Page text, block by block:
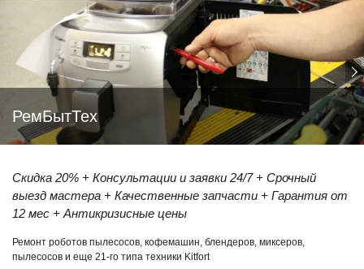
РемБытТех
Скидка 20% + Консультации и заявки 24/7 + Срочный
выезд мастера + Качественные запчасти + Гарантия от
12 мес + Антикризисные цены
Ремонт роботов пылесосов, кофемашин, блендеров, миксеров,
пылесосов и еще 21-го типа техники Kitfort